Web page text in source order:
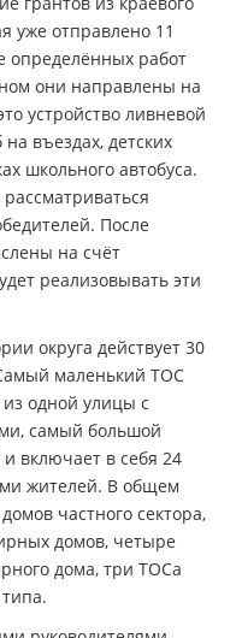
уже отправлено 11
определённых работ
они направлены на
устройство ливневой
въездах, детских
школьного автобуса.
После
на счёт
реализовывать эти
округа действует 30
маленький ТОС
из одной улицы с
самый большой
и включает в себя 24
жителей. В общем
частного сектора,
домов, четыре
дома, три ТОСа